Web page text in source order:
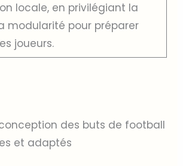
locale, en privilégiant la
modularité pour préparer
joueurs.
des buts de football
et adaptés